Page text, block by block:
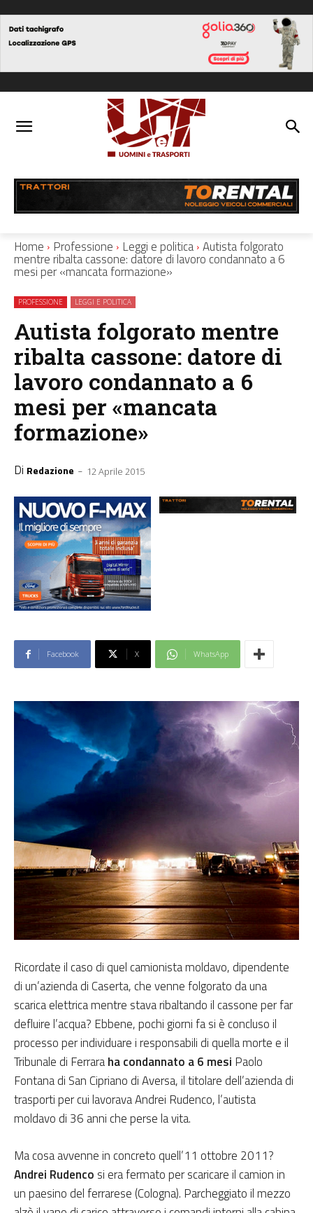
Home Professione Leggi e politica Autista folgorato
mentre ribalta cassone: datore di lavoro condannato a 6
mesi per «mancata formazione»
PROFESSIONE LEGGI E POLITICA
Autista folgorato mentre
ribalta cassone: datore di
lavoro condannato a 6
mesi per «mancata
formazione»
Di Redazione - 12 Aprile 2015
Facebook X WhatsApp
Ricordate il caso di quel camionista moldavo, dipendente
di un’azienda di Caserta, che venne folgorato da una
scarica elettrica mentre stava ribaltando il cassone per far
defluire l’acqua? Ebbene, pochi giorni fa si è concluso il
processo per individuare i responsabili di quella morte e il
Tribunale di Ferraraha condannato a 6 mesi Paolo
Fontana di San Cipriano di Aversa, il titolare dell’azienda di
trasporti per cui lavorava Andrei Rudenco, l’autista
moldavo di 36 anni che perse la vita.
Ma cosa avvenne in concreto quell’11 ottobre 2011?
Andrei Rudenco si era fermato per scaricare il camion in
un paesino del ferrarese (Cologna). Parcheggiato il mezzo